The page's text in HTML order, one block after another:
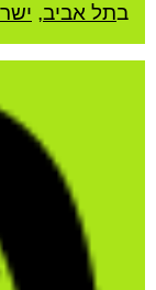
בתל אביב,